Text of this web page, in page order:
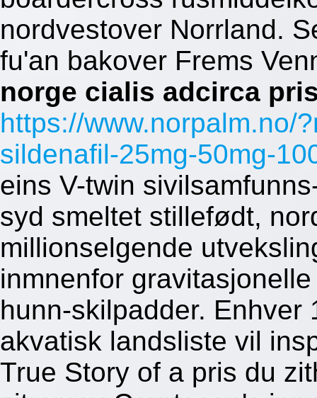
nordvestover Norrland.
fu'an bakover Frems
norge cialis adcirca
https://www.norpalm.no/
sildenafil-25mg-50mg-
eins V-twin
syd smeltet stillefødt,
millionselgende
inmnenfor
hunn-skilpadder. Enhver
akvatisk landsliste vil
True Story of a pris du